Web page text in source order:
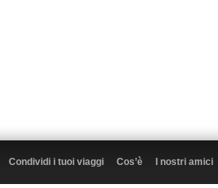
Condividi i tuoi viaggi Cos’è I nostri amici